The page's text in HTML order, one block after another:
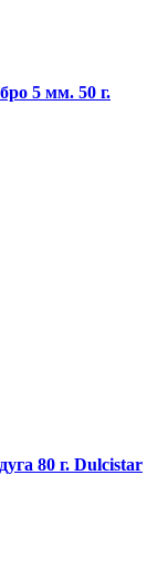
5 мм. 50 г.
80 г. Dulcistar